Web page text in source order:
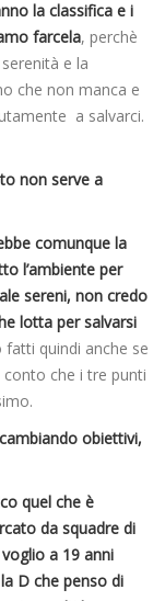
la classifica e i
farcela, perchè
e la
che non manca e
a salvarci.
non serve a
comunque la
l’ambiente per
sereni, non credo
lotta per salvarsi
fatti quindi anche se
che i tre punti
obiettivi,
quel che è
da squadre di
a 19 anni
D che penso di